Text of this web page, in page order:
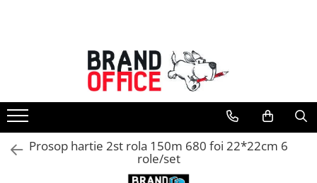
Unitate Protejata - PRODUCTIE
Hartie copiator si produse
tipografice
Produse consumabile din hartie
Detergenti si dezinfectanti
Prosop hartie 2st rola 150m 680 foi 22*22cm 6
role/set